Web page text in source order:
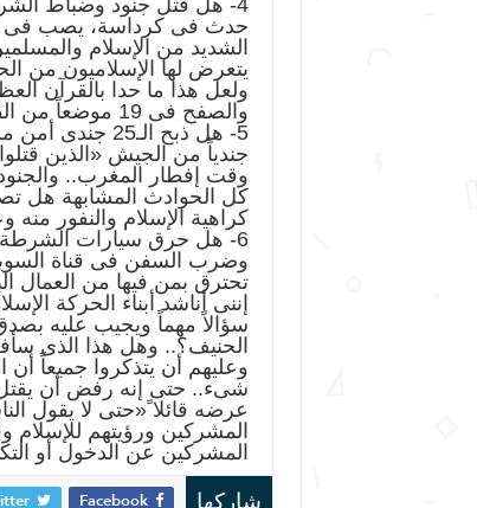
حدث فى كرداسة، يصب فى
الشديد من الإسلام
يتعرض لها الإسلاميون من
ولعل هذا ما حدا بالقرآن
والصفح فى 19 موضعاً من القرآن.
جندياً من الجيش «الذين
وقت إفطار المغرب..
كل الحوادث المشابهة هل
كراهية الإسلام والنفور
6- هل حرق سيارات الشرطة
وضرب السفن فى قناة
تحترق بمن فيها من
إننى أناشد أبناء الحركة
سؤالاً مهماً ويجيب عليه
الحنيف؟.. وهل هذا الذى
وعليهم أن يتذكروا جميعاً
شىء.. حتى إنه رفض أن يقتل
عرضه قائلا ً«حتى لا يقول
المشركين ورؤيتهم للإسلام
المشركين عن الدخول أو
Facebook